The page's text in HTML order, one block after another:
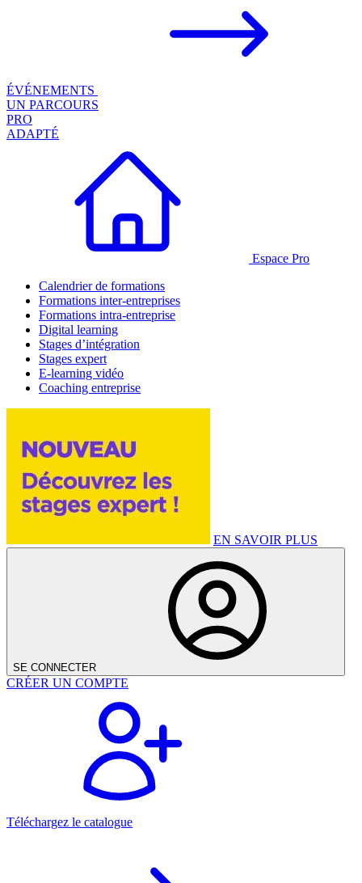
ÉVÉNEMENTS
UN PARCOURS
PRO
ADAPTÉ
Espace Pro
Calendrier de formations
Formations inter-entreprises
Formations intra-entreprise
Digital learning
Stages d’intégration
Stages expert
E-learning vidéo
Coaching entreprise
EN SAVOIR PLUS
SE CONNECTER
CRÉER UN COMPTE
Téléchargez le catalogue